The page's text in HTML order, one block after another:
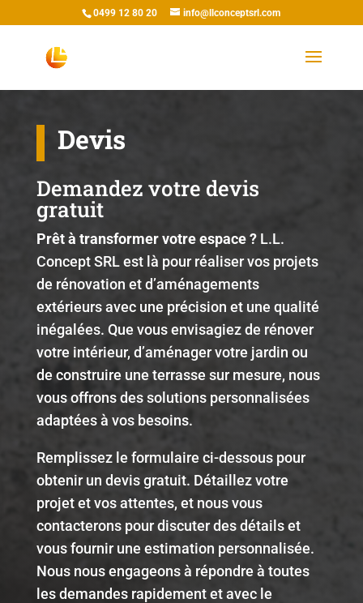
0499 12 80 20 info@llconceptsrl.com
Devis
Demandez votre devis
gratuit
Prêt à transformer votre espace ?L.L.
Concept SRL est là pour réaliser vos projets
de rénovation et d’aménagements
extérieurs avec une précision et une qualité
inégalées. Que vous envisagiez de rénover
votre intérieur, d’aménager votre jardin ou
de construire une terrasse sur mesure, nous
vous offrons des solutions personnalisées
adaptées à vos besoins.
Remplissez le formulaire ci-dessous pour
obtenir un devis gratuit. Détaillez votre
projet et vos attentes, et nous vous
contacterons pour discuter des détails et
vous fournir une estimation personnalisée.
Nous nous engageons à répondre à toutes
les demandes rapidement et avec le